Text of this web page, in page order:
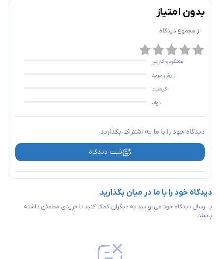
بدون امتیاز
از مجموع دیدگاه
عملکرد و کارایی
ارزش خرید
کیفیت
دوام
دیدگاه خود را با ما به اشتراک بگذارید
ثبت دیدگاه
دیدگاه خود را با ما در میان بگذارید
با ارسال دیدگاه خود می‌توانید به دیگران کمک کنید تا خریدی مطمئن داشته
باشند.